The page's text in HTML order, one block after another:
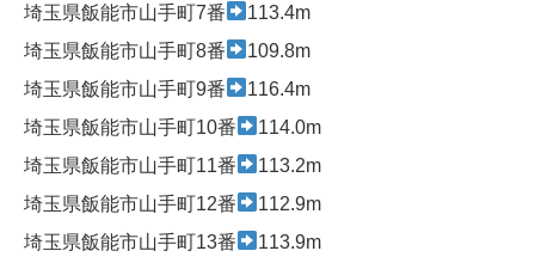
埼玉県飯能市山手町7番
113.4m
埼玉県飯能市山手町8番
109.8m
埼玉県飯能市山手町9番
116.4m
埼玉県飯能市山手町10番
114.0m
埼玉県飯能市山手町11番
113.2m
埼玉県飯能市山手町12番
112.9m
埼玉県飯能市山手町13番
113.9m